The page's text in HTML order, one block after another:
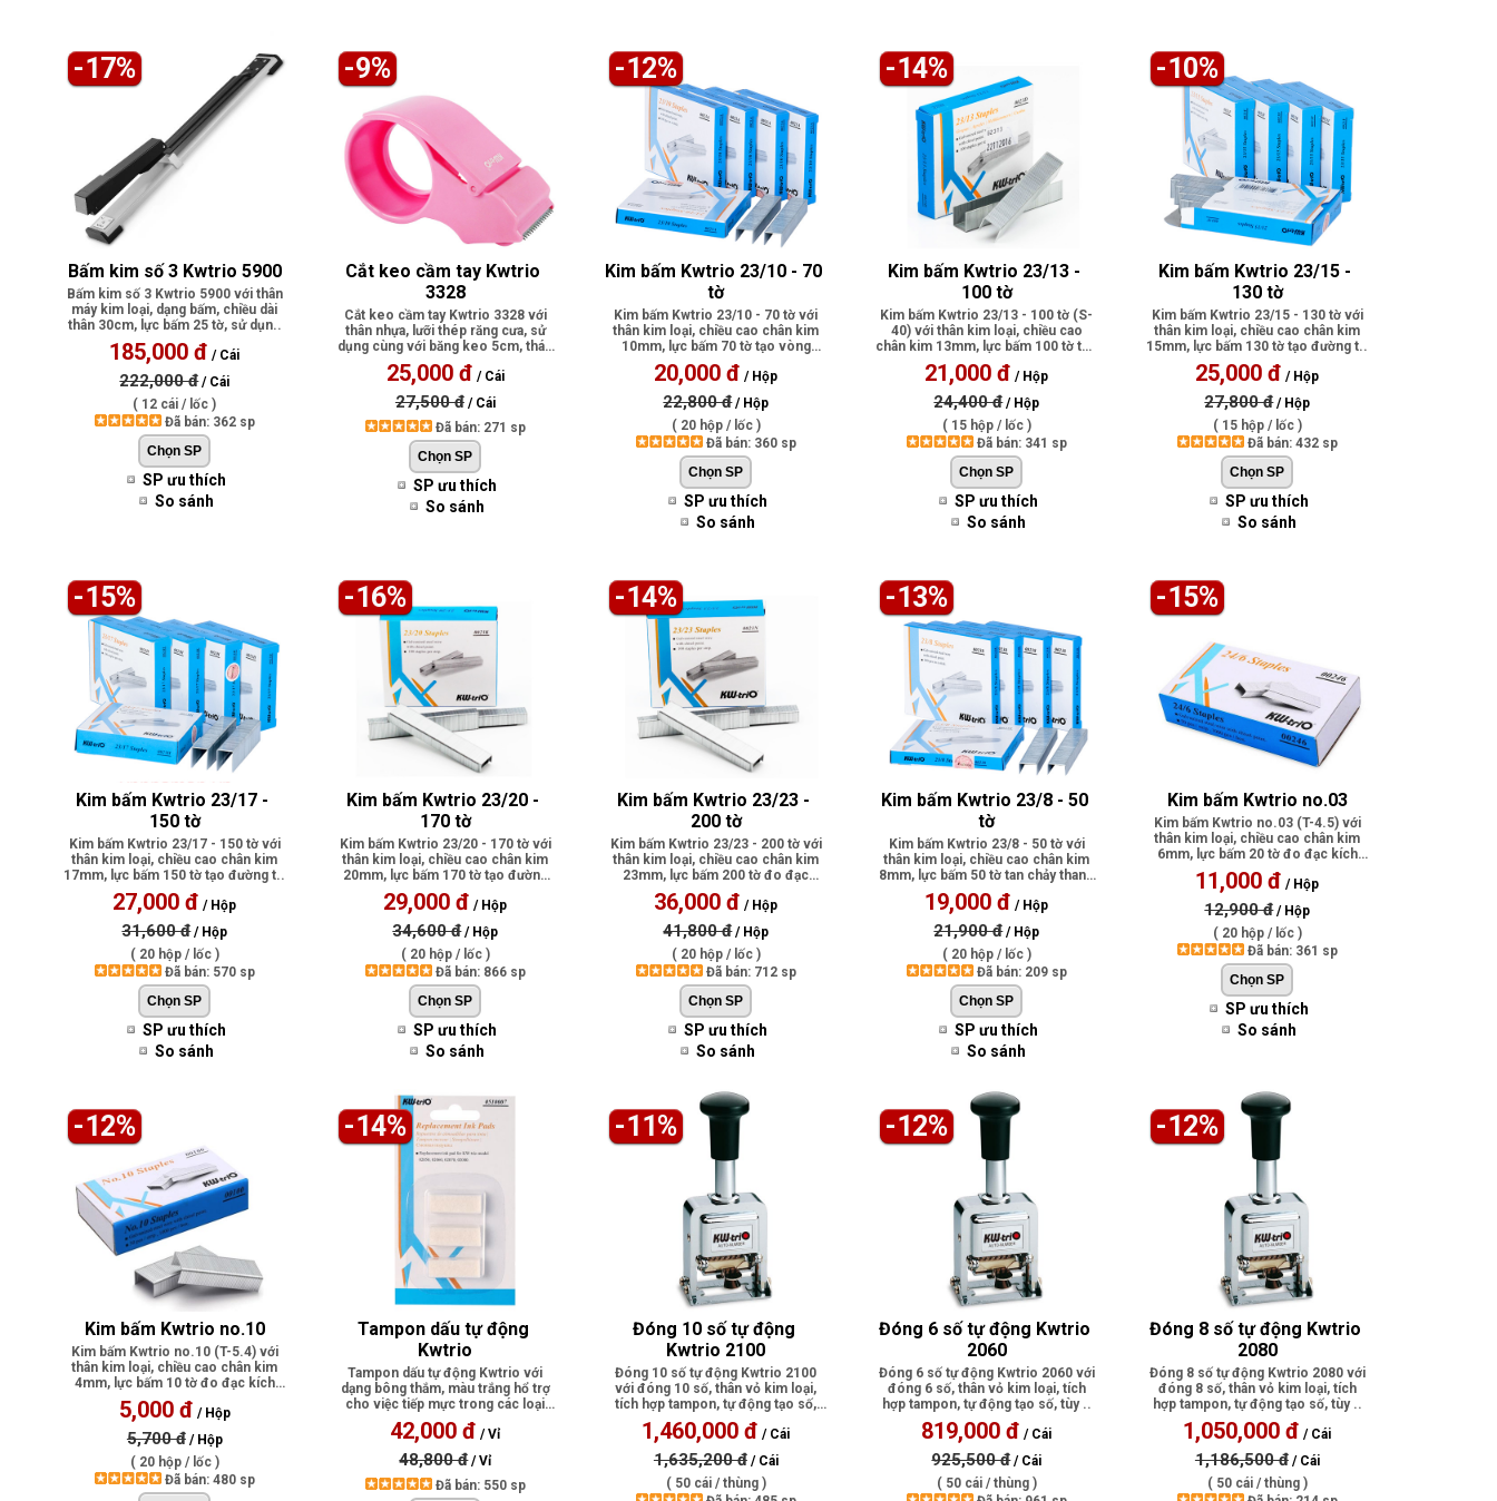
-17%
Bấm kim số 3 Kwtrio 5900
Bấm kim số 3 Kwtrio 5900 với thân
máy kim loại, dạng bấm, chiều dài
thân 30cm, lực bấm 25 tờ, sử dụn..
185,000 đ / Cái
222,000 đ/ Cái
( 12 cái / lốc )
Đã bán: 362 sp
SP ưu thích
So sánh
-9%
Cắt keo cầm tay Kwtrio
3328
Cắt keo cầm tay Kwtrio 3328 với
thân nhựa, lưỡi thép răng cưa, sử
dụng cùng với băng keo 5cm, tháo
l..
25,000 đ / Cái
27,500 đ/ Cái
Đã bán: 271 sp
SP ưu thích
So sánh
-12%
Kim bấm Kwtrio 23/10 - 70
tờ
Kim bấm Kwtrio 23/10 - 70 tờ với
thân kim loại, chiều cao chân kim
10mm, lực bấm 70 tờ tạo vòng
liên..
20,000 đ / Hộp
22,800 đ/ Hộp
( 20 hộp / lốc )
Đã bán: 360 sp
SP ưu thích
So sánh
-14%
Kim bấm Kwtrio 23/13 -
100 tờ
Kim bấm Kwtrio 23/13 - 100 tờ (S-
40) với thân kim loại, chiều cao
chân kim 13mm, lực bấm 100 tờ tạo
..
21,000 đ / Hộp
24,400 đ/ Hộp
( 15 hộp / lốc )
Đã bán: 341 sp
SP ưu thích
So sánh
-10%
Kim bấm Kwtrio 23/15 -
130 tờ
Kim bấm Kwtrio 23/15 - 130 tờ với
thân kim loại, chiều cao chân kim
15mm, lực bấm 130 tờ tạo đường t..
25,000 đ / Hộp
27,800 đ/ Hộp
( 15 hộp / lốc )
Đã bán: 432 sp
SP ưu thích
So sánh
-15%
Kim bấm Kwtrio 23/17 -
150 tờ
Kim bấm Kwtrio 23/17 - 150 tờ với
thân kim loại, chiều cao chân kim
17mm, lực bấm 150 tờ tạo đường t..
27,000 đ / Hộp
31,600 đ/ Hộp
( 20 hộp / lốc )
Đã bán: 570 sp
SP ưu thích
So sánh
-16%
Kim bấm Kwtrio 23/20 -
170 tờ
Kim bấm Kwtrio 23/20 - 170 tờ với
thân kim loại, chiều cao chân kim
20mm, lực bấm 170 tờ tạo đường
c..
29,000 đ / Hộp
34,600 đ/ Hộp
( 20 hộp / lốc )
Đã bán: 866 sp
SP ưu thích
So sánh
-14%
Kim bấm Kwtrio 23/23 -
200 tờ
Kim bấm Kwtrio 23/23 - 200 tờ với
thân kim loại, chiều cao chân kim
23mm, lực bấm 200 tờ đo đạc
kích..
36,000 đ / Hộp
41,800 đ/ Hộp
( 20 hộp / lốc )
Đã bán: 712 sp
SP ưu thích
So sánh
-13%
Kim bấm Kwtrio 23/8 - 50
tờ
Kim bấm Kwtrio 23/8 - 50 tờ với
thân kim loại, chiều cao chân kim
8mm, lực bấm 50 tờ tan chảy thanh
..
19,000 đ / Hộp
21,900 đ/ Hộp
( 20 hộp / lốc )
Đã bán: 209 sp
SP ưu thích
So sánh
-15%
Kim bấm Kwtrio no.03
Kim bấm Kwtrio no.03 (T-4.5) với
thân kim loại, chiều cao chân kim
6mm, lực bấm 20 tờ đo đạc kích
th..
11,000 đ / Hộp
12,900 đ/ Hộp
( 20 hộp / lốc )
Đã bán: 361 sp
SP ưu thích
So sánh
-12%
Kim bấm Kwtrio no.10
Kim bấm Kwtrio no.10 (T-5.4) với
thân kim loại, chiều cao chân kim
4mm, lực bấm 10 tờ đo đạc kích
th..
5,000 đ / Hộp
5,700 đ/ Hộp
( 20 hộp / lốc )
Đã bán: 480 sp
-14%
Tampon dấu tự động
Kwtrio
Tampon dấu tự động Kwtrio với
dạng bông thắm, màu trắng hổ trợ
cho việc tiếp mực trong các loại
dấu ..
42,000 đ / Vỉ
48,800 đ/ Vỉ
Đã bán: 550 sp
-11%
Đóng 10 số tự động
Kwtrio 2100
Đóng 10 số tự động Kwtrio 2100
với đóng 10 số, thân vỏ kim loại,
tích hợp tampon, tự động tạo số,
tù..
1,460,000 đ / Cái
1,635,200 đ/ Cái
( 50 cái / thùng )
-12%
Đóng 6 số tự động Kwtrio
2060
Đóng 6 số tự động Kwtrio 2060 với
đóng 6 số, thân vỏ kim loại, tích
hợp tampon, tự động tạo số, tùy ..
819,000 đ / Cái
925,500 đ/ Cái
( 50 cái / thùng )
-12%
Đóng 8 số tự động Kwtrio
2080
Đóng 8 số tự động Kwtrio 2080 với
đóng 8 số, thân vỏ kim loại, tích
hợp tampon, tự động tạo số, tùy ..
1,050,000 đ / Cái
1,186,500 đ/ Cái
( 50 cái / thùng )